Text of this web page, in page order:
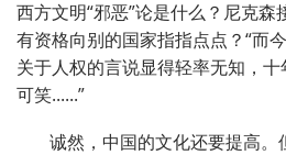
西方文明“邪恶”论是什么？尼克
有资格向别的国家指指点点？“而
关于人权的言说显得轻率无知，
可笑......”
诚然，中国的文化还要提高